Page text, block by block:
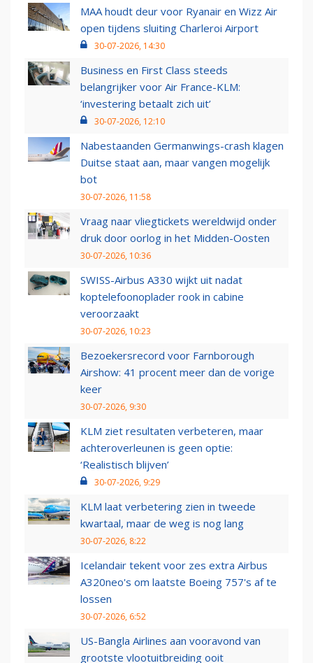
MAA houdt deur voor Ryanair en Wizz Air
open tijdens sluiting Charleroi Airport
30-07-2026, 14:30
Business en First Class steeds
belangrijker voor Air France-KLM:
‘investering betaalt zich uit’
30-07-2026, 12:10
Nabestaanden Germanwings-crash klagen
Duitse staat aan, maar vangen mogelijk
bot
30-07-2026, 11:58
Vraag naar vliegtickets wereldwijd onder
druk door oorlog in het Midden-Oosten
30-07-2026, 10:36
SWISS-Airbus A330 wijkt uit nadat
koptelefoonoplader rook in cabine
veroorzaakt
30-07-2026, 10:23
Bezoekersrecord voor Farnborough
Airshow: 41 procent meer dan de vorige
keer
30-07-2026, 9:30
KLM ziet resultaten verbeteren, maar
achteroverleunen is geen optie:
‘Realistisch blijven’
30-07-2026, 9:29
KLM laat verbetering zien in tweede
kwartaal, maar de weg is nog lang
30-07-2026, 8:22
Icelandair tekent voor zes extra Airbus
A320neo's om laatste Boeing 757's af te
lossen
30-07-2026, 6:52
US-Bangla Airlines aan vooravond van
grootste vlootuitbreiding ooit